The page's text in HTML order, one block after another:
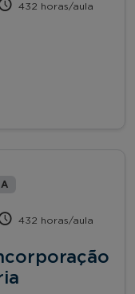
432 horas/aula
432 horas/aula